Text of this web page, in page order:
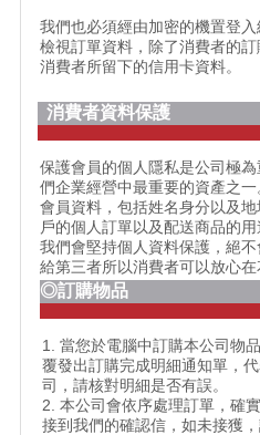
我們也必須經由加密的機置登
檢視訂單資料，除了消費者的
消費者所留下的信用卡資料。
消費者資料保護
保護會員的個人隱私是公司極
們企業經營中最重要的資產之
會員資料，包括姓名身分以及
戶的個人訂單以及配送商品的
我們會堅持個人資料保護，絕
給第三者所以消費者可以放心在
◎訂購物品
1. 當您於電腦中訂購本公司物
覆發出訂購完成明細通知單，
司，請核對明細是否有誤。
2. 本公司會依序處理訂單，確
接到我們的確認信，如未接獲